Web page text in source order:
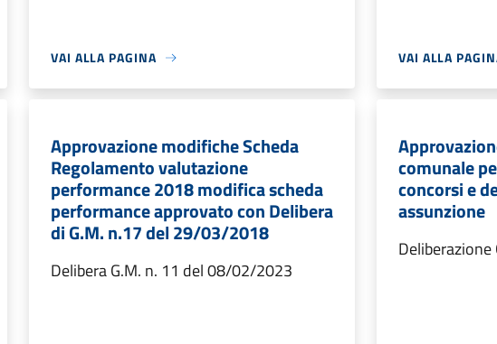
VAI ALLA PAGINA VAI ALLA
Approvazione modifiche Scheda
Regolamento valutazione
performance 2018 modifica scheda
performance approvato con Delibera
di G.M. n.17 del 29/03/2018
Delibera G.M. n. 11 del 08/02/2023
comunale
concorsi e
assunzione